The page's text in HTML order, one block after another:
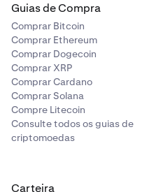
Guias de Compra
Comprar Bitcoin
Comprar Ethereum
Comprar Dogecoin
Comprar XRP
Comprar Cardano
Comprar Solana
Compre Litecoin
Consulte todos os guias de
criptomoedas
Carteira